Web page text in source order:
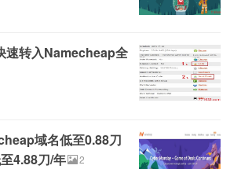
速转入Namecheap全
域名低至0.88刀
4.88刀/年
2